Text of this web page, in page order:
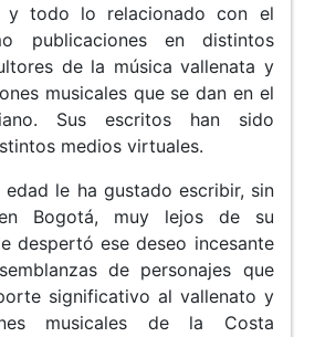
y todo lo relacionado con el
publicaciones en distintos
de la música vallenata y
musicales que se dan en el
Sus escritos han sido
medios virtuales.
edad le ha gustado escribir, sin
Bogotá, muy lejos de su
despertó ese deseo incesante
de personajes que
significativo al vallenato y
musicales de la Costa